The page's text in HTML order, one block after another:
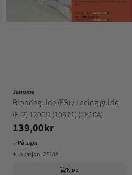
Janome
Blondeguide (F3) / Lacing guide
(F-2) 1200D (10571) (2E10A)
139,00kr
På lager
⌖Lokasjon:2E10A
Kjøp